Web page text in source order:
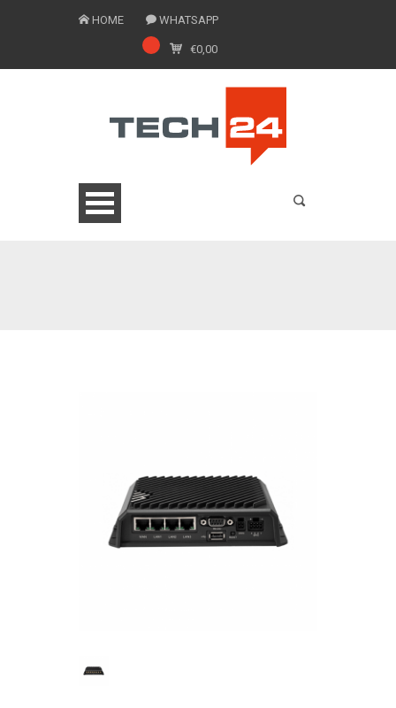
HOME WHATSAPP
€0,00
CATALOGO ONLINE